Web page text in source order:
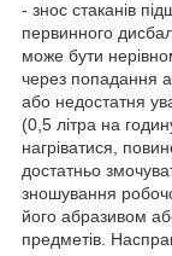
- знос стаканів
первинного
може бути
через попадання
або недостатня
(0,5 літра на
нагріватися,
достатньо
зношування
його абразивом
предметів.